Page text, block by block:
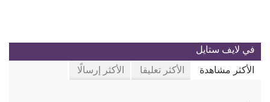
في لايف ستايل
الأكثر مشاهدة الأكثر تعليقا الأكثر إرسالًا